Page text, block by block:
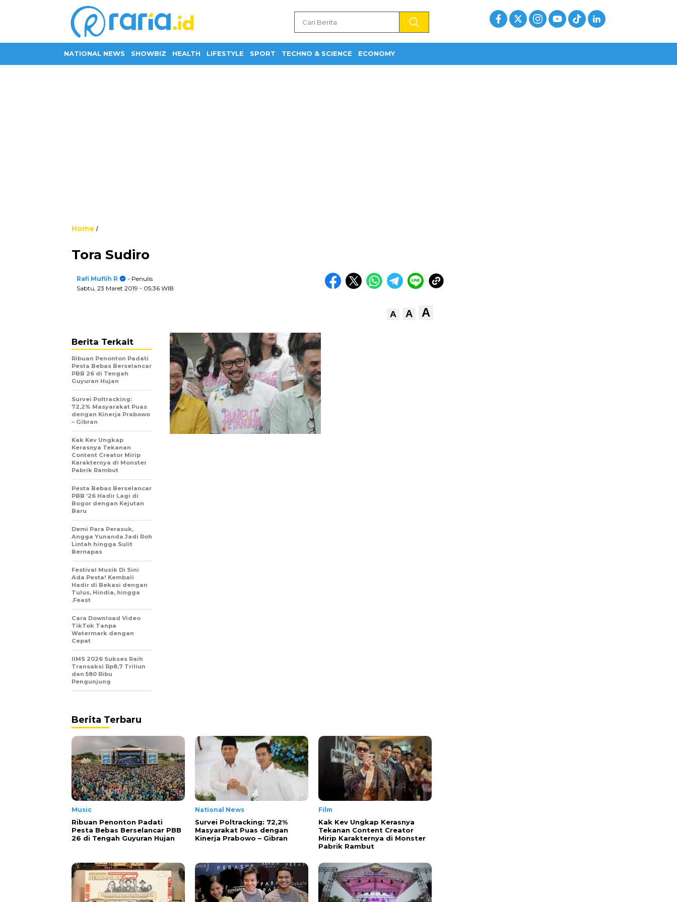
NATIONAL NEWS SHOWBIZ HEALTH LIFESTYLE SPORT TECHNO & SCIENCE ECONOMY
Home /
Tora Sudiro
Rafi Muflih R
- Penulis
Sabtu, 23 Maret 2019 - 05:36 WIB
A A A
Berita Terkait
Ribuan Penonton Padati
Pesta Bebas Berselancar
PBB 26 di Tengah
Guyuran Hujan
Survei Poltracking:
72,2% Masyarakat Puas
dengan Kinerja Prabowo
– Gibran
Kak Kev Ungkap
Kerasnya Tekanan
Content Creator Mirip
Karakternya di Monster
Pabrik Rambut
Pesta Bebas Berselancar
PBB ’26 Hadir Lagi di
Bogor dengan Kejutan
Baru
Demi Para Perasuk,
Angga Yunanda Jadi Roh
Lintah hingga Sulit
Bernapas
Festival Musik Di Sini
Ada Pesta! Kembali
Hadir di Bekasi dengan
Tulus, Hindia, hingga
.Feast
Cara Download Video
TikTok Tanpa
Watermark dengan
Cepat
IIMS 2026 Sukses Raih
Transaksi Rp8,7 Triliun
dan 580 Ribu
Pengunjung
Berita Terbaru
Music
Ribuan Penonton Padati
Pesta Bebas Berselancar PBB
26 di Tengah Guyuran Hujan
National News
Survei Poltracking: 72,2%
Masyarakat Puas dengan
Kinerja Prabowo – Gibran
Film
Kak Kev Ungkap Kerasnya
Tekanan Content Creator
Mirip Karakternya di Monster
Pabrik Rambut